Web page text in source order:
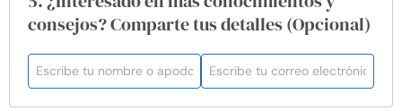
consejos? Comparte tus detalles (Opcional)